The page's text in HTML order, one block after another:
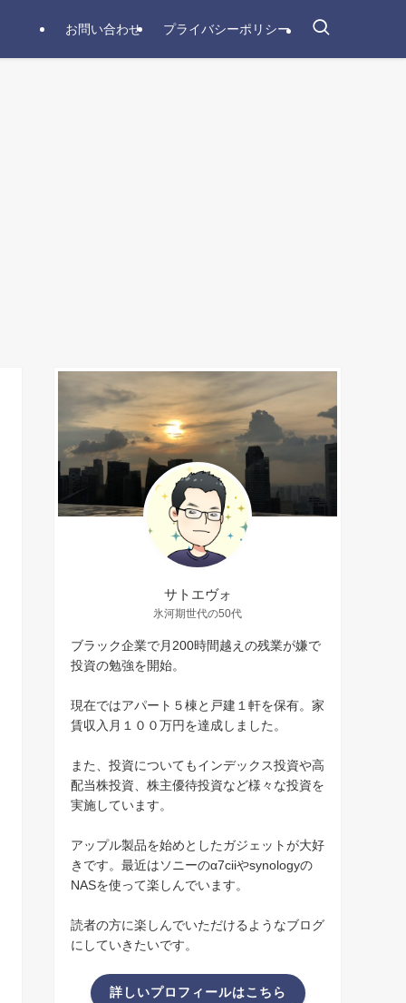
お問い合わせ プライバシーポリシー
サトエヴォ
氷河期世代の50代
ブラック企業で月200時間越えの残業が嫌で
投資の勉強を開始。
現在ではアパート５棟と戸建１軒を保有。家
賃収入月１００万円を達成しました。
また、投資についてもインデックス投資や高
配当株投資、株主優待投資など様々な投資を
実施しています。
アップル製品を始めとしたガジェットが大好
きです。最近はソニーのα7ciiやsynologyの
NASを使って楽しんでいます。
読者の方に楽しんでいただけるようなブログ
にしていきたいです。
詳しいプロフィールはこちら